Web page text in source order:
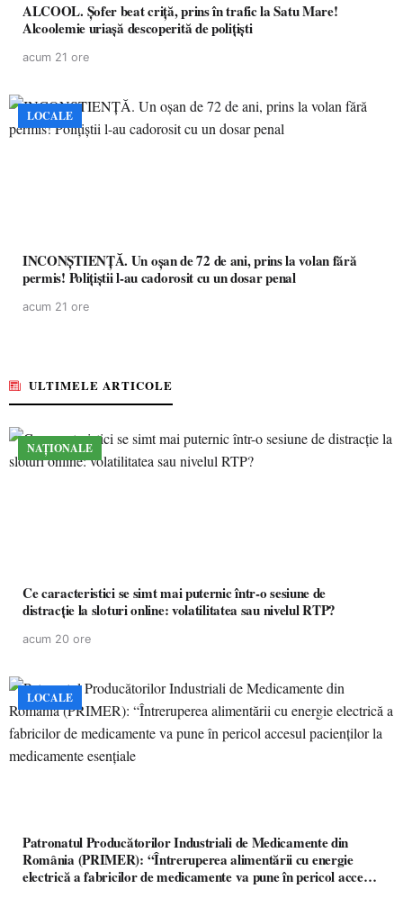
ALCOOL. Șofer beat criță, prins în trafic la Satu Mare!
Alcoolemie uriașă descoperită de polițiști
acum 21 ore
LOCALE
INCONȘTIENȚĂ. Un oșan de 72 de ani, prins la volan fără
permis! Polițiștii l-au cadorosit cu un dosar penal
acum 21 ore
ULTIMELE ARTICOLE
NAȚIONALE
Ce caracteristici se simt mai puternic într-o sesiune de
distracție la sloturi online: volatilitatea sau nivelul RTP?
acum 20 ore
LOCALE
Patronatul Producătorilor Industriali de Medicamente din
România (PRIMER): “Întreruperea alimentării cu energie
electrică a fabricilor de medicamente va pune în pericol accesul